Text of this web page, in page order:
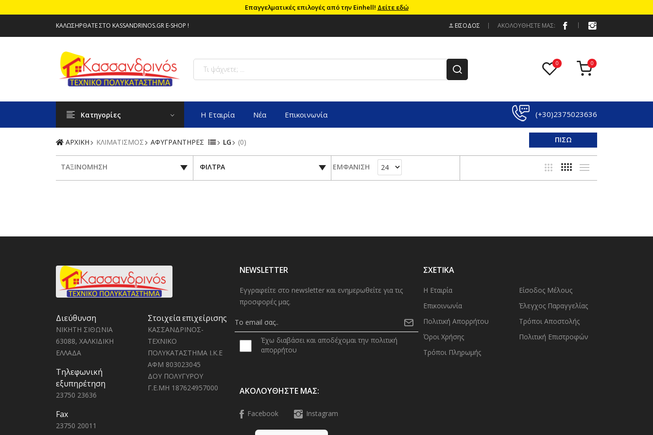
Επαγγελματικές επιλογές από την Einhell! Δείτε εδώ
ΚΑΛΩΣΉΡΘΑΤΕ ΣΤΟ KASSANDRINOS.GR E-SHOP ! ΕΊΣΟΔΟΣ ΑΚΟΛΟΥΘΗΣΤΕ ΜΑΣ:
Κατηγορίες Η Εταιρία Νέα Επικοινωνία (+30)2375023636
ΑΡΧΙΚΗ ΚΛΙΜΑΤΙΣΜΟΣ ΑΦΥΓΡΑΝΤΗΡΕΣ LG (0) ΠΙΣΩ
ΤΑΞΙΝΟΜΗΣΗ ΦΙΛΤΡΑ ΕΜΦΑΝΙΣΗ
Διεύθυνση
ΝΙΚΗΤΗ ΣΙΘΩΝΙΑ
63088, ΧΑΛΚΙΔΙΚΗ
ΕΛΛΑΔΑ
Τηλεφωνική
εξυπηρέτηση
23750 23636
Fax
23750 20011
Στοιχεία επιχείρισης
ΚΑΣΣΑΝΔΡΙΝΟΣ-
ΤΕΧΝΙΚΟ
ΠΟΛΥΚΑΤΑΣΤΗΜΑ Ι.Κ.Ε
ΑΦΜ 803023045
ΔΟΥ ΠΟΛΥΓΥΡΟΥ
Γ.Ε.ΜΗ 187624957000
NEWSLETTER
Εγγραφείτε στο newsletter και ενημερωθείτε για τις
προσφορές μας.
Έχω διαβάσει και αποδέχομαι την πολιτική
απορρήτου
ΑΚΟΛΟΥΘΉΣΤΕ ΜΑΣ:
Facebook Instagram
ΣΧΕΤΙΚΑ
Η Εταιρία
Επικοινωνία
Πολιτική Απορρήτου
Όροι Χρήσης
Τρόποι Πληρωμής
Είσοδος Μέλους
Έλεγχος Παραγγελίας
Τρόποι Αποστολής
Πολιτική Επιστροφών